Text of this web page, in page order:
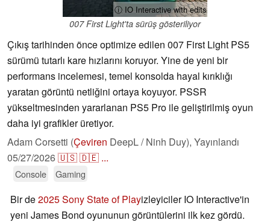
ⓘ IO Interactive with edits
007 First Light'ta sürüş gösteriliyor
Çıkış tarihinden önce optimize edilen 007 First Light PS5
sürümü tutarlı kare hızlarını koruyor. Yine de yeni bir
performans incelemesi, temel konsolda hayal kırıklığı
yaratan görüntü netliğini ortaya koyuyor. PSSR
yükseltmesinden yararlanan PS5 Pro ile geliştirilmiş oyun
daha iyi grafikler üretiyor.
Adam Corsetti (Çeviren DeepL / Ninh Duy), Yayınlandı
05/27/2026🇺🇸🇩🇪 ...
Console Gaming
Bir de2025 Sony State of Playizleyiciler IO Interactive'in
yeni James Bond oyununun görüntülerini ilk kez gördü.